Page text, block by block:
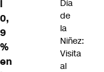
l
0,
9
%
en
Día
de
la
Niñez:
Visita
al